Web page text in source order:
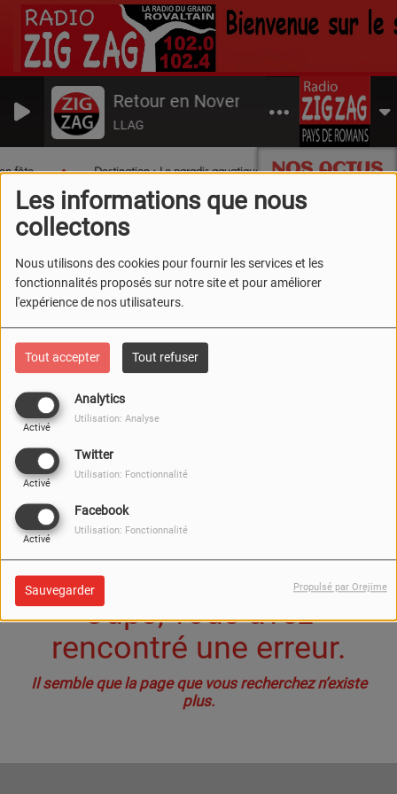
Les informations que nous
collectons
Nous utilisons des cookies pour fournir les services et les
fonctionnalités proposés sur notre site et pour améliorer
l'expérience de nos utilisateurs.
Tout accepter Tout refuser
Analytics
Activé
Utilisation: Analyse
Twitter
Activé
Utilisation: Fonctionnalité
Facebook
Activé
Utilisation: Fonctionnalité
Sauvegarder Propulsé par Orejime
Retour en Novembre 1977
LLAG
NOS ACTUS
fête Destination : Le paradis aquatique du Sud Drôme !
Oups, vous avez
rencontré une erreur.
Il semble que la page que vous recherchez n’existe
plus.